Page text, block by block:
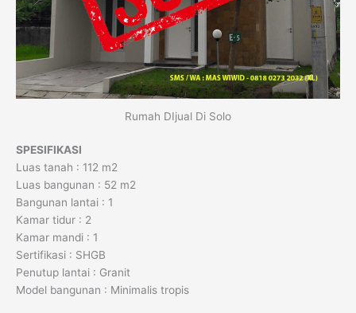
Rumah DIjual Di Solo
SPESIFIKASI
Luas tanah : 112 m2
Luas bangunan : 52 m2
Bangunan lantai : 1
Kamar tidur : 2
Kamar mandi : 1
Sertifikasi : SHGB
Penutup lantai : Granit
Model bangunan : Minimalis tropis